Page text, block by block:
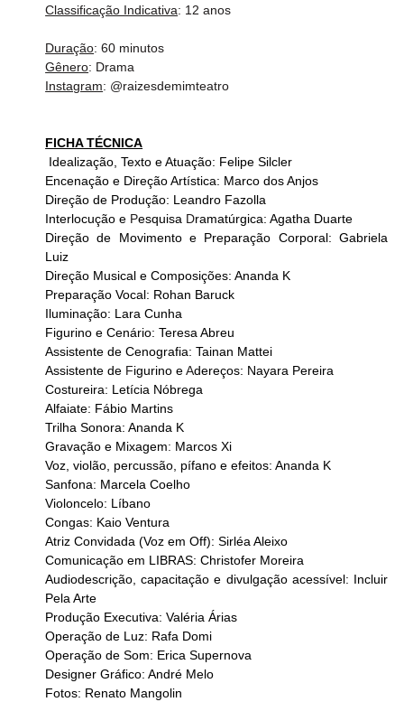
Classificação Indicativa: 12 anos
Duração: 60 minutos
Gênero: Drama
Instagram: @raizesdemimteatro
FICHA TÉCNICA
Idealização, Texto e Atuação: Felipe Silcler
Encenação e Direção Artística: Marco dos Anjos
Direção de Produção: Leandro Fazolla
Interlocução e Pesquisa Dramatúrgica: Agatha Duarte
Direção de Movimento e Preparação Corporal: Gabriela
Luiz
Direção Musical e Composições: Ananda K
Preparação Vocal: Rohan Baruck
Iluminação: Lara Cunha
Figurino e Cenário: Teresa Abreu
Assistente de Cenografia: Tainan Mattei
Assistente de Figurino e Adereços: Nayara Pereira
Costureira: Letícia Nóbrega
Alfaiate: Fábio Martins
Trilha Sonora: Ananda K
Gravação e Mixagem: Marcos Xi
Voz, violão, percussão, pífano e efeitos: Ananda K
Sanfona: Marcela Coelho
Violoncelo: Líbano
Congas: Kaio Ventura
Atriz Convidada (Voz em Off): Sirléa Aleixo
Comunicação em LIBRAS: Christofer Moreira
Audiodescrição, capacitação e divulgação acessível: Incluir
Pela Arte
Produção Executiva: Valéria Árias
Operação de Luz: Rafa Domi
Operação de Som: Erica Supernova
Designer Gráfico: André Melo
Fotos: Renato Mangolin